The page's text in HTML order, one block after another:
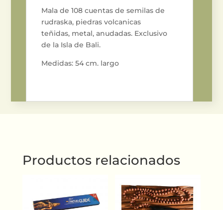
Mala de 108 cuentas de semilas de
rudraska, piedras volcanicas
teñidas, metal, anudadas. Exclusivo
de la Isla de Bali.
Medidas: 54 cm. largo
Productos relacionados